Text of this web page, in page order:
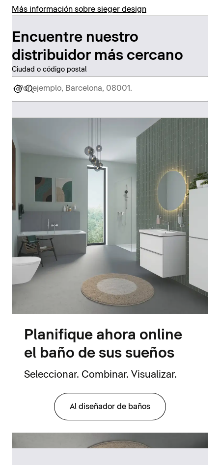
Más información sobre sieger design
Encuentre nuestro
distribuidor más cercano
Ciudad o código postal
Planifique ahora online
el baño de sus sueños
Seleccionar. Combinar. Visualizar.
Al diseñador de baños